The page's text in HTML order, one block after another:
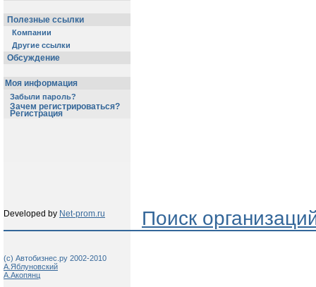
Полезные ссылки
Компании
Другие ссылки
Обсуждение
Моя информация
Забыли пароль?
Зачем регистрироваться?
Регистрация
Developed by Net-prom.ru Поиск
(c) Автобизнес.ру 2002-2010
А.Яблуновский
А.Акопянц